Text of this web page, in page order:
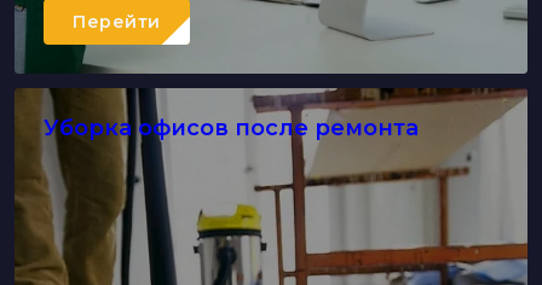
Перейти
Уборка офисов после ремонта